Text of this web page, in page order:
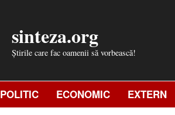
sinteza.org
Știrile care fac oamenii să vorbească!
POLITIC ECONOMIC EXTERN